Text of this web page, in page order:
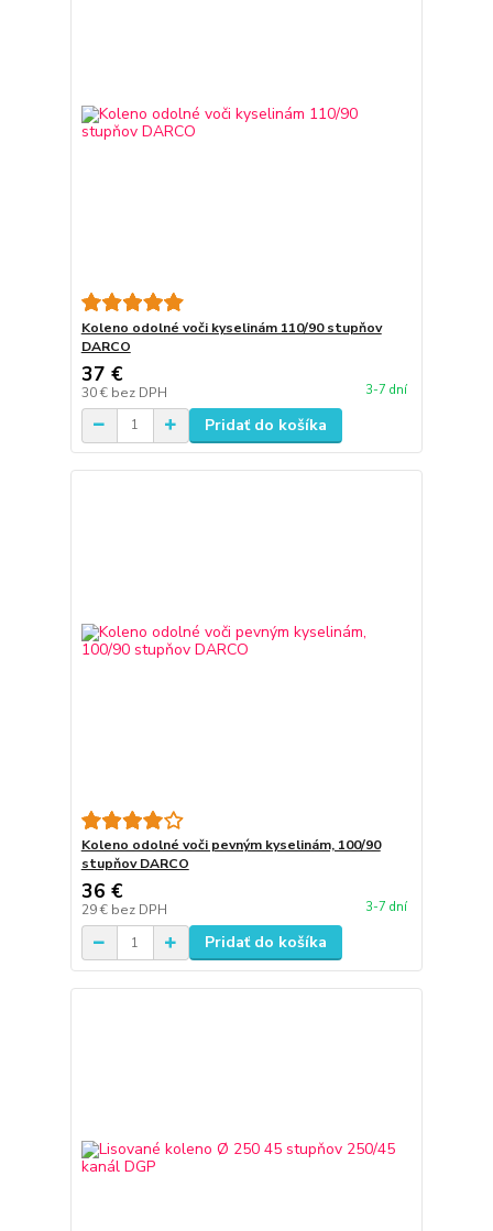
Koleno odolné voči kyselinám 110/90 stupňov
DARCO
37 €
30 € bez DPH 3-7 dní
Pridať do košíka
Koleno odolné voči pevným kyselinám, 100/90
stupňov DARCO
36 €
29 € bez DPH 3-7 dní
Pridať do košíka